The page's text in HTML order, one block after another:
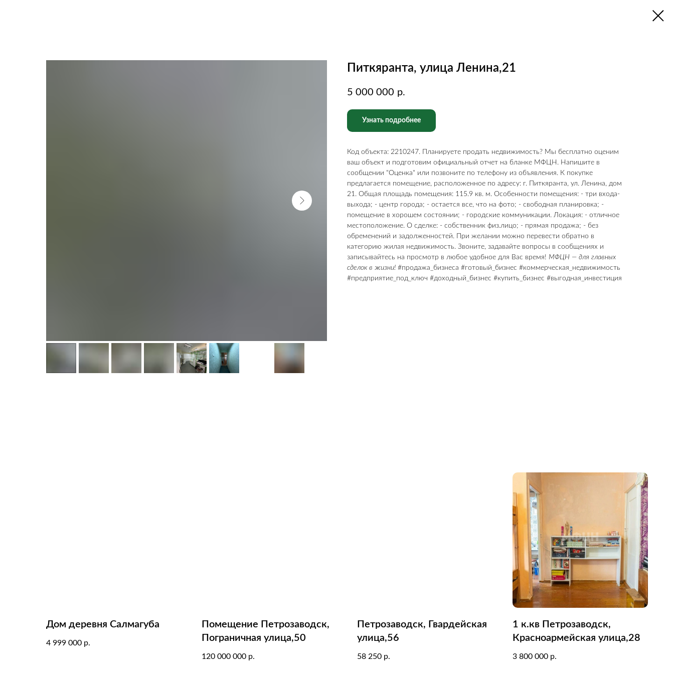
Питкяранта, улица Ленина,21
5 000 000 р.
Узнать подробнее
Код объекта: 2210247. Планируете продать недвижимость? Мы бесплатно оценим
ваш объект и подготовим официальный отчет на бланке МФЦН. Напишите в
сообщении "Оценка" или позвоните по телефону из объявления. К покупке
предлагается помещение, расположенное по адресу: г. Питкяранта, ул. Ленина, дом
21. Общая площадь помещения: 115.9 кв. м. Особенности помещения: - три входа-
выхода; - центр города; - остается все, что на фото; - свободная планировка; -
помещение в хорошем состоянии; - городские коммуникации. Локация: - отличное
местоположение. О сделке: - собственник физ.лицо; - прямая продажа; - без
обременений и задолженностей. При желании можно перевести обратно в
категорию жилая недвижимость. Звоните, задавайте вопросы в сообщениях и
записывайтесь на просмотр в любое удобное для Вас время! МФЦН — для главных
сделок в жизни! #продажа_бизнеса #готовый_бизнес #коммерческая_недвижимость
#предприятие_под_ключ #доходный_бизнес #купить_бизнес #выгодная_инвестиция
Дом деревня Салмагуба
4 999 000 р.
Помещение Петрозаводск,
Пограничная улица,50
120 000 000 р.
Петрозаводск, Гвардейская
улица,56
58 250 р.
1 к.кв Петрозаводск,
Красноармейская улица,28
3 800 000 р.